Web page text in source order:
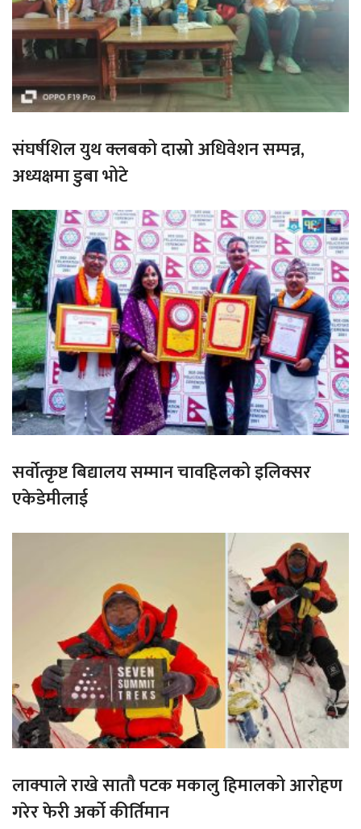
संघर्षशिल युथ क्लबको दास्रो अधिवेशन सम्पन्न,
अध्यक्षमा डुबा भोटे
सर्वोत्कृष्ट बिद्यालय सम्मान चावहिलको इलिक्सर
एकेडेमीलाई
लाक्पाले राखे सातौ पटक मकालु हिमालको आरोहण
गरेर फेरी अर्को कीर्तिमान